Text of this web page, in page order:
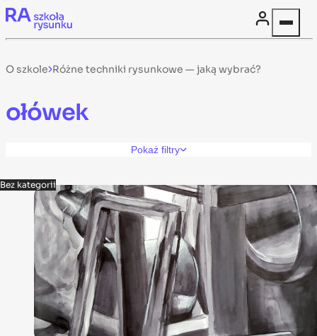
Skip to content
O szkole Różne techniki rysunkowe — jaką wybrać?
ołówek
Pokaż filtry
Bez kategorii